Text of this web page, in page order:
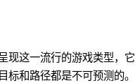
现这一流行的游戏类型，它
和路径都是不可预测的。